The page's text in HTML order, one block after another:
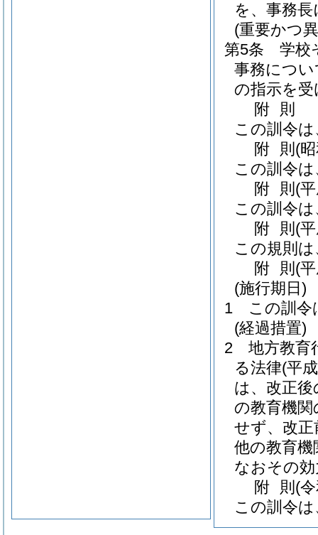
を、事務
(重要かつ
第5条
学校
事務につ
の指示を
附 則
この訓令
附 則 (
この訓令
附 則 (
この訓令
附 則 (
この規則
附 則 (
(施行期日)
1
この訓令
(経過措置)
2
地方教育
る法律(平
は、改正
の教育機
せず、改
他の教育
なおその
附 則 (
この訓令